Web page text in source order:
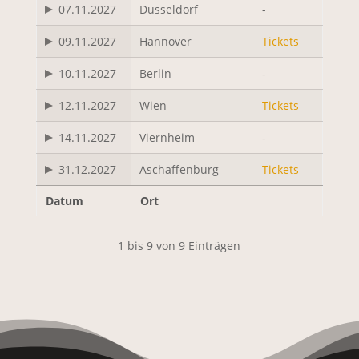
07.11.2027 Düsseldorf -
09.11.2027 Hannover Tickets
10.11.2027 Berlin -
12.11.2027 Wien Tickets
14.11.2027 Viernheim -
31.12.2027 Aschaffenburg Tickets
Datum Ort
1 bis 9 von 9 Einträgen